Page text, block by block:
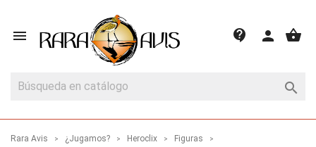
 shopping_basket
person
contact_support

Rara Avis ¿Jugamos? Heroclix
Figuras